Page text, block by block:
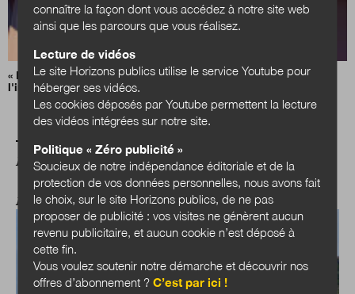
« Notre IA », le plan du gouvernement pour déployer
l'intelligence artificielle
A LIRE AUSSI
ACTUALITÉS
connaître la façon dont vous accédez à notre site web
ainsi que les parcours que vous réalisez.
Lecture de vidéos
Le site Horizons publics utilise le service Youtube pour
héberger ses vidéos.
Les cookies déposés par Youtube permettent la lecture
des vidéos intégrées sur notre site.
Politique « Zéro publicité »
Soucieux de notre indépendance éditoriale et de la
protection de vos données personnelles, nous avons fait
le choix, sur le site Horizons publics, de ne pas
proposer de publicité : vos visites ne génèrent aucun
revenu publicitaire, et aucun cookie n’est déposé à
cette fin.
Vous voulez soutenir notre démarche et découvrir nos
offres d’abonnement ?C’est par ici !